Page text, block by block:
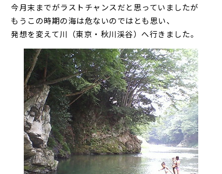
今月末までがラストチャンスだと思っていましたが
もうこの時期の海は危ないのではとも思い、
発想を変えて川（東京・秋川渓谷）へ行きました。